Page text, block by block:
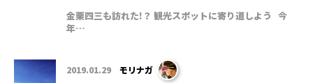
金栗四三も訪れた!？ 観光スポットに寄り道しよう 今
年…
2019.01.29 モリナガ